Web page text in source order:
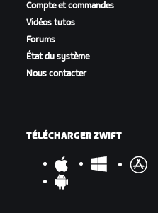
Compte et commandes
Vidéos tutos
Forums
État du système
Nous contacter
TÉLÉCHARGER ZWIFT